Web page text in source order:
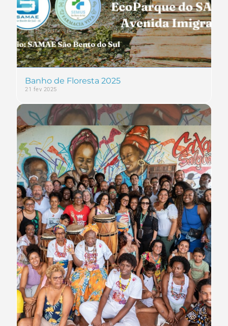
Banho de Floresta 2025
21 fev 2025